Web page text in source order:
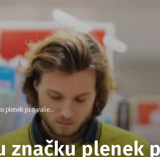
plenek pro vaše...
značku plenek